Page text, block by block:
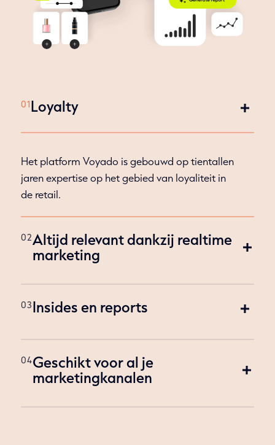
Loyalty
Het platform Voyado is gebouwd op tientallen
jaren expertise op het gebied van loyaliteit in
de retail.
Altijd relevant dankzij realtime
marketing
Insides en reports
Geschikt voor al je
marketingkanalen